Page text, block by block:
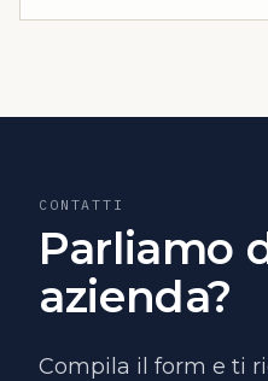
CONTATTI
Parliamo
azienda?
Compila il form e ti